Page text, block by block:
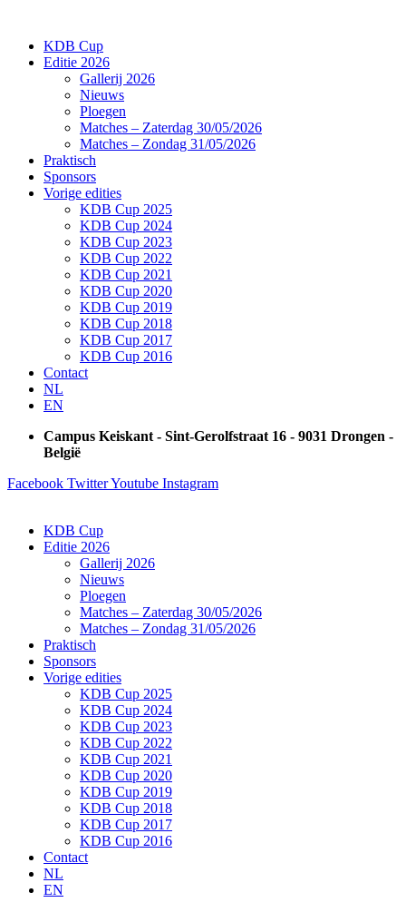
inhoud
KDB Cup
Editie 2026
Gallerij 2026
Nieuws
Ploegen
Matches – Zaterdag 30/05/2026
Matches – Zondag 31/05/2026
Praktisch
Sponsors
Vorige edities
KDB Cup 2025
KDB Cup 2024
KDB Cup 2023
KDB Cup 2022
KDB Cup 2021
KDB Cup 2020
KDB Cup 2019
KDB Cup 2018
KDB Cup 2017
KDB Cup 2016
Contact
NL
EN
Campus Keiskant - Sint-Gerolfstraat 16 - 9031 Drongen -
België
Facebook TwitterYoutube Instagram
KDB Cup
Editie 2026
Gallerij 2026
Nieuws
Ploegen
Matches – Zaterdag 30/05/2026
Matches – Zondag 31/05/2026
Praktisch
Sponsors
Vorige edities
KDB Cup 2025
KDB Cup 2024
KDB Cup 2023
KDB Cup 2022
KDB Cup 2021
KDB Cup 2020
KDB Cup 2019
KDB Cup 2018
KDB Cup 2017
KDB Cup 2016
Contact
NL
EN